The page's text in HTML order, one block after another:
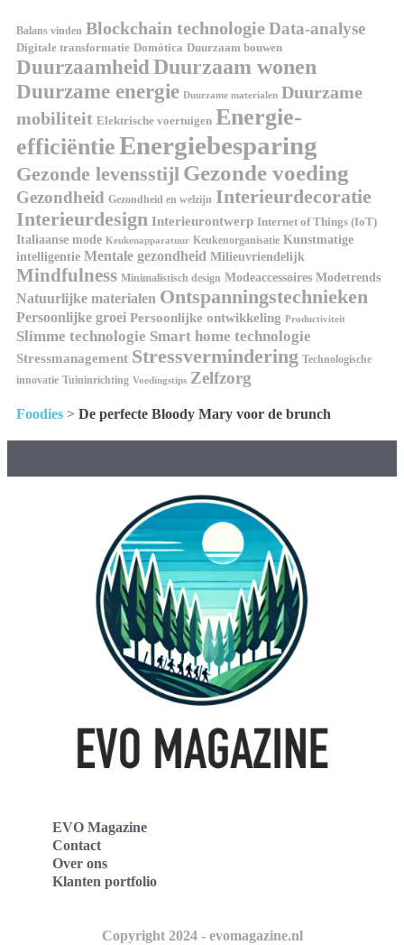
Balans vinden Blockchain technologieData-analyse
Digitale transformatie Domótica Duurzaam bouwen
DuurzaamheidDuurzaam wonen
Duurzame energie Duurzame materialen Duurzame
mobiliteit Elektrische voertuigen Energie-
efficiëntieEnergiebesparing
Gezonde levensstijl Gezonde voeding
Gezondheid Gezondheid en welzijn Interieurdecoratie
Interieurdesign Interieurontwerp Internet of Things (IoT)
Italiaanse mode Keukenapparatuur Keukenorganisatie Kunstmatige
intelligentie Mentale gezondheid Milieuvriendelijk
Mindfulness Minimalistisch design Modeaccessoires Modetrends
Natuurlijke materialen Ontspanningstechnieken
Persoonlijke groei Persoonlijke ontwikkeling Productiviteit
Slimme technologie Smart home technologie
Stressmanagement Stressvermindering Technologische
innovatie Tuininrichting Voedingstips Zelfzorg
Foodies > De perfecte Bloody Mary voor de brunch
EVO Magazine
Contact
Over ons
Klanten portfolio
Copyright 2024 - evomagazine.nl